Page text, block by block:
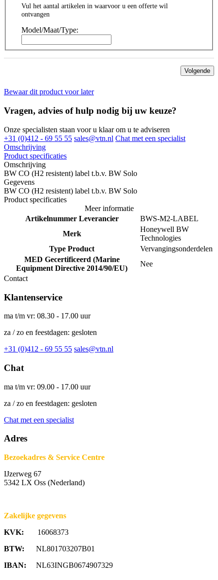
Vul het aantal artikelen in waarvoor u een offerte wil
ontvangen
Model/Maat/Type:
Volgende
Bewaar dit product voor later
Vragen, advies of hulp nodig bij uw keuze?
Onze specialisten staan voor u klaar om u te adviseren
+31 (0)412 - 69 55 55 sales@vtn.nl Chat met een specialist
Omschrijving
Product specificaties
Omschrijving
BW CO (H2 resistent) label t.b.v. BW Solo
Gegevens
BW CO (H2 resistent) label t.b.v. BW Solo
Product specificaties
Meer informatie
Artikelnummer Leverancier
BWS-M2-LABEL
Merk
Honeywell BW
Technologies
Type Product
Vervangingsonderdelen
MED Gecertificeerd (Marine
Equipment Directive 2014/90/EU)
Nee
Contact
Klantenservice
ma t/m vr: 08.30 - 17.00 uur
za / zo en feestdagen: gesloten
+31 (0)412 - 69 55 55 sales@vtn.nl
Chat
ma t/m vr: 09.00 - 17.00 uur
za / zo en feestdagen: gesloten
Chat met een specialist
Adres
Bezoekadres & Service Centre
IJzerweg 67
5342 LX Oss (Nederland)
Zakelijke gegevens
KVK: 16068373
BTW: NL801703207B01
IBAN: NL63INGB0674907329